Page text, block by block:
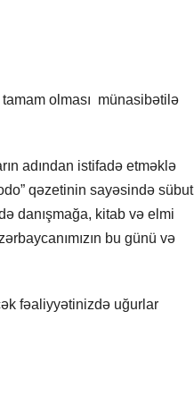
tamam olması münasibətilə
adından istifadə etməklə
qəzetinin sayəsində sübut
danışmağa, kitab və elmi
bu günü və
fəaliyyətinizdə uğurlar